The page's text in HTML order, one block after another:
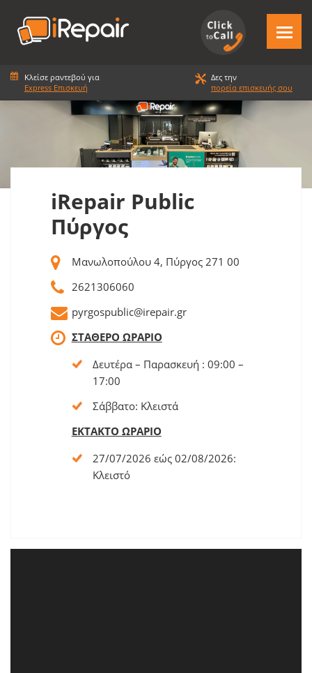
Κλείσε ραντεβού για
Express Επισκευή
Δες την
πορεία επισκευής σου
iRepair Public
Πύργος
Μανωλοπούλου 4, Πύργος 271 00
2621306060
pyrgospublic@irepair.gr
ΣΤΑΘΕΡΟ ΩΡΑΡΙΟ
Δευτέρα – Παρασκευή : 09:00 –
17:00
Σάββατο: Κλειστά
ΕΚΤΑΚΤΟ ΩΡΑΡΙΟ
27/07/2026 εώς 02/08/2026:
Kλειστό